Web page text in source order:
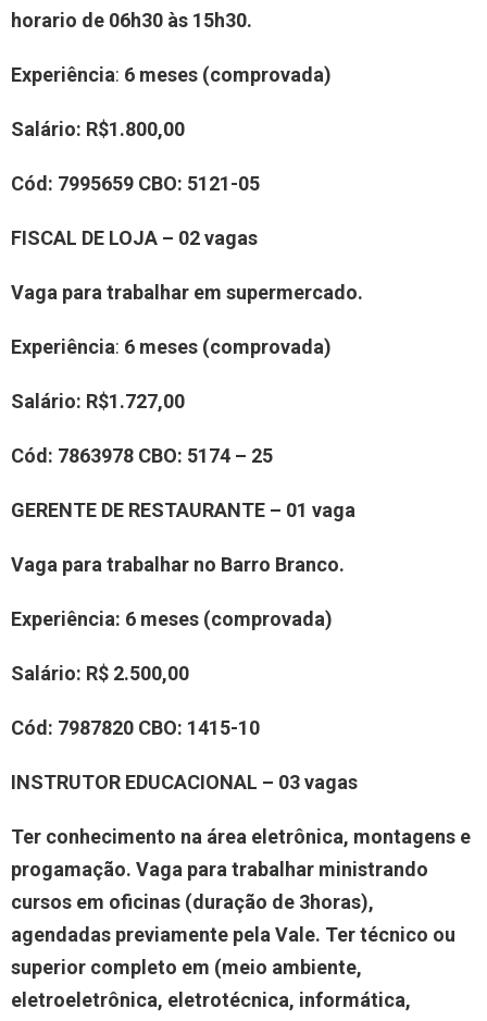
horario de 06h30 às 15h30.
Experiência: 6 meses (comprovada)
Salário: R$1.800,00
Cód: 7995659 CBO: 5121-05
FISCAL DE LOJA – 02 vagas
Vaga para trabalhar em supermercado.
Experiência: 6 meses (comprovada)
Salário: R$1.727,00
Cód: 7863978 CBO: 5174 – 25
GERENTE DE RESTAURANTE – 01 vaga
Vaga para trabalhar no Barro Branco.
Experiência: 6 meses (comprovada)
Salário: R$ 2.500,00
Cód: 7987820 CBO: 1415-10
INSTRUTOR EDUCACIONAL – 03 vagas
Ter conhecimento na área eletrônica, montagens e
progamação. Vaga para trabalhar ministrando
cursos em oficinas (duração de 3horas),
agendadas previamente pela Vale. Ter técnico ou
superior completo em (meio ambiente,
eletroeletrônica, eletrotécnica, informática,